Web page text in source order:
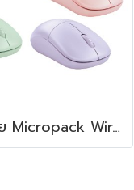
เมาส์ไร้สาย Micropack Wireless Mouse MP-712W